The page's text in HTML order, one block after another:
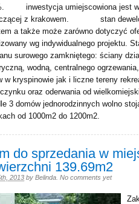
inwestycja umiejscowiona jest w
z krakowem. stan
a także może zarówno dotyczyć
wg indywidualnego projektu.
surowego zamkniętego: ściany
wodną, centralnego
w kryspinowie jak i liczne tereny
oraz oderwania od
3 domów jednorodzinnych wolno
od 1000m2 do 1200m2.
do sprzedania w
139.69m2
2013 by Belinda No comments yet